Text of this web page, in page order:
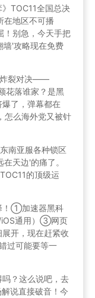
TOC11全国总决
在地区不可播
！别急，今天手把
墙'攻略现在免费
炸裂对决——
花落谁家？是黑
了，弹幕都在
怎么海外党又被针
南亚服各种锁区
天边'的痛了。
的顶级运
！①加速器黑科
iOS通用）③网页
开，现在赶紧收
过可能要等一
？这么说吧，去
说直接破音！今